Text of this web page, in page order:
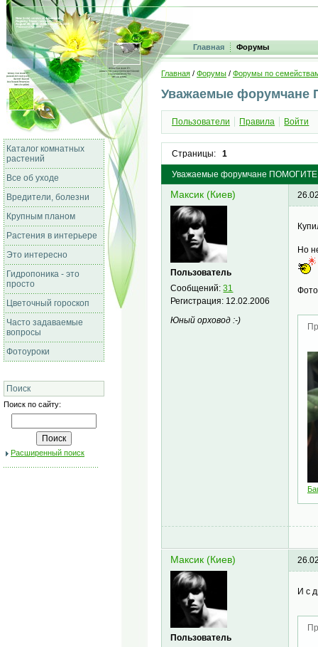
Главная Форумы
Каталог комнатных
растений
Все об уходе
Вредители, болезни
Крупным планом
Растения в интерьере
Это интересно
Гидропоника - это
просто
Цветочный гороскоп
Часто задаваемые
вопросы
Фотоуроки
Поиск
Поиск по сайту:
Расширенный поиск
Главная / Форумы / Форумы по
Уважаемые
Пользователи Правила Войти
Страницы: 1
Уважаемые форумчане ПОМОГИТЕ
Максик (Киев)
Пользователь
Сообщений:31
Регистрация: 12.02.2006
Юный орховод :-)
Но
Максик (Киев)
Пользователь
И с